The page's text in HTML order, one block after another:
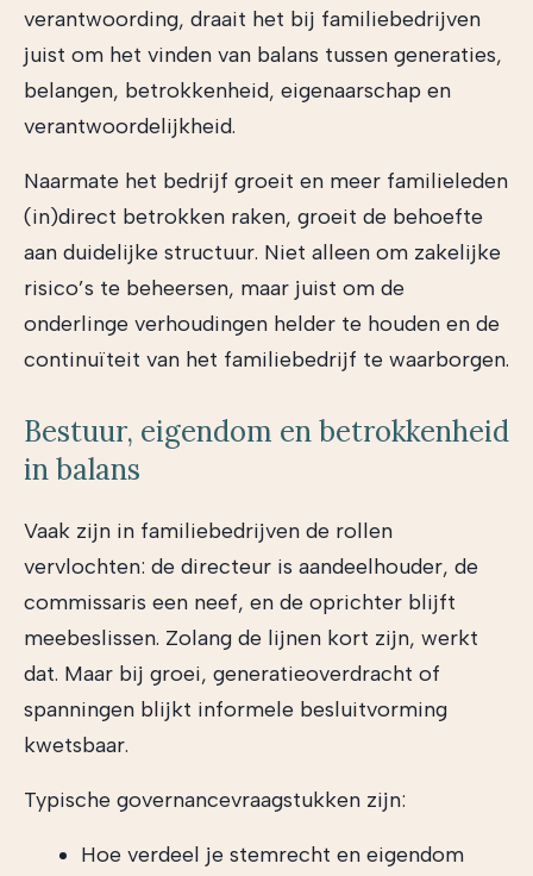
verantwoording, draait het bij familiebedrijven
juist om het vinden van balans tussen generaties,
belangen, betrokkenheid, eigenaarschap en
verantwoordelijkheid.
Naarmate het bedrijf groeit en meer familieleden
(in)direct betrokken raken, groeit de behoefte
aan duidelijke structuur. Niet alleen om zakelijke
risico’s te beheersen, maar juist om de
onderlinge verhoudingen helder te houden en de
continuïteit van het familiebedrijf te waarborgen.
Bestuur, eigendom en betrokkenheid
in balans
Vaak zijn in familiebedrijven de rollen
vervlochten: de directeur is aandeelhouder, de
commissaris een neef, en de oprichter blijft
meebeslissen. Zolang de lijnen kort zijn, werkt
dat. Maar bij groei, generatieoverdracht of
spanningen blijkt informele besluitvorming
kwetsbaar.
Typische governancevraagstukken zijn:
Hoe verdeel je stemrecht en eigendom